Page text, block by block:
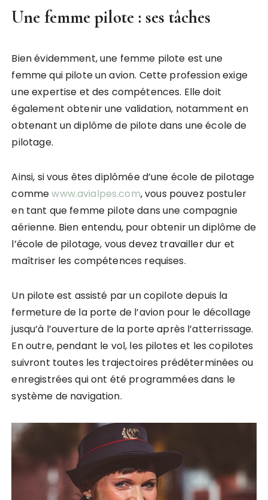
Une femme pilote : ses tâches
Bien évidemment, une femme pilote est une
femme qui pilote un avion. Cette profession exige
une expertise et des compétences. Elle doit
également obtenir une validation, notamment en
obtenant un diplôme de pilote dans une école de
pilotage.
Ainsi, si vous êtes diplômée d’une école de pilotage
commewww.avialpes.com, vous pouvez postuler
en tant que femme pilote dans une compagnie
aérienne. Bien entendu, pour obtenir un diplôme de
l’école de pilotage, vous devez travailler dur et
maîtriser les compétences requises.
Un pilote est assisté par un copilote depuis la
fermeture de la porte de l’avion pour le décollage
jusqu’à l’ouverture de la porte après l’atterrissage.
En outre, pendant le vol, les pilotes et les copilotes
suivront toutes les trajectoires prédéterminées ou
enregistrées qui ont été programmées dans le
système de navigation.